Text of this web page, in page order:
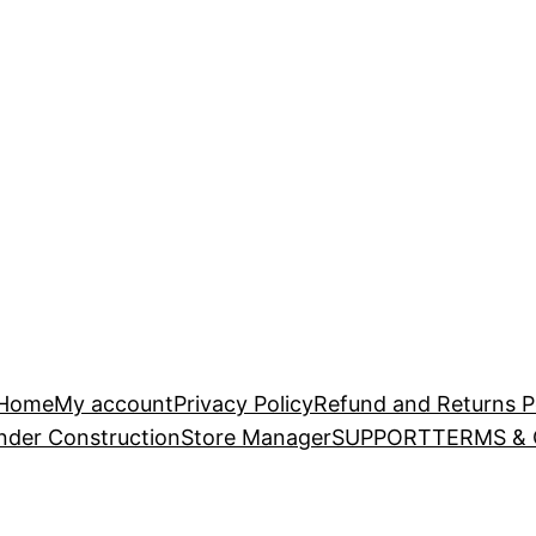
My accountPrivacy PolicyRefund and Returns
ConstructionStore ManagerSUPPORTTERMS &